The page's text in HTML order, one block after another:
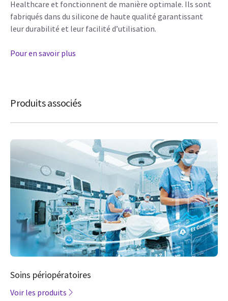
Healthcare et fonctionnent de manière optimale. Ils sont
fabriqués dans du silicone de haute qualité garantissant
leur durabilité et leur facilité d’utilisation.
Pour en savoir plus
Produits associés
Soins périopératoires
Voir les produits